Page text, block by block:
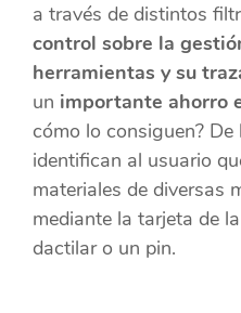
a través de distintos
control sobre la
herramientas y su
un importante ahorro
cómo lo consiguen?
identifican al usuario
materiales de diversas
mediante la tarjeta de
dactilar o un pin.